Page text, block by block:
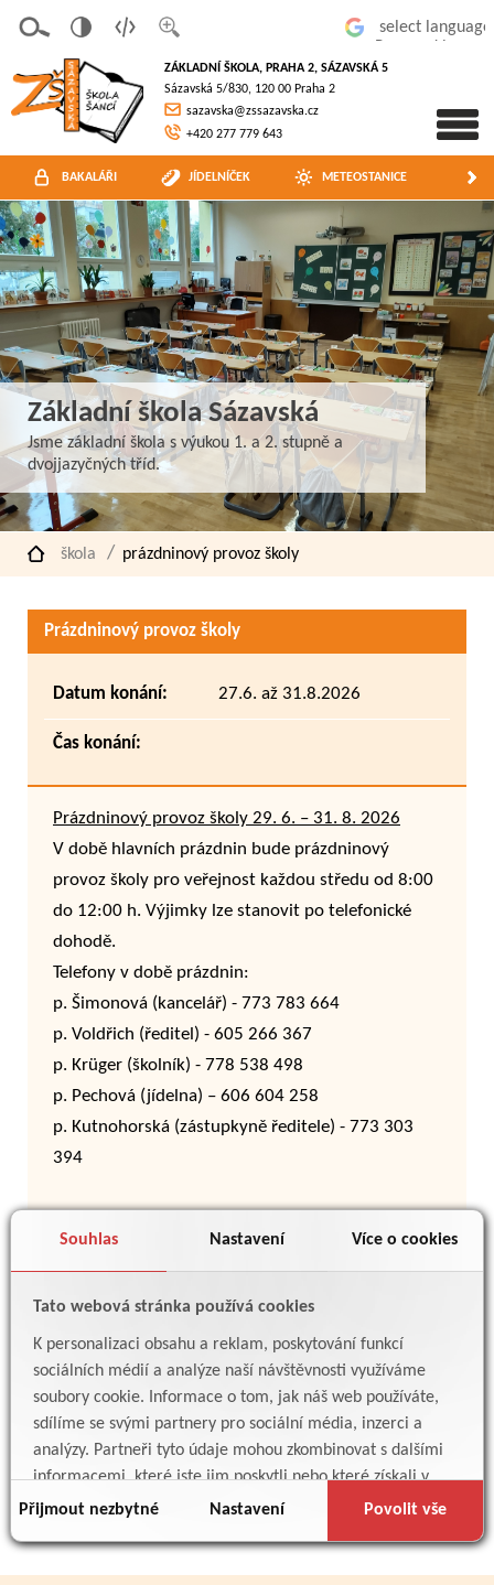
Souhlas Nastavení Více o cookies
Tato webová stránka používá cookies
K personalizaci obsahu a reklam, poskytování funkcí
sociálních médií a analýze naší návštěvnosti využíváme
soubory cookie. Informace o tom, jak náš web používáte,
sdílíme se svými partnery pro sociální média, inzerci a
analýzy. Partneři tyto údaje mohou zkombinovat s dalšími
informacemi, které jste jim poskytli nebo které získali v
důsledku toho, že používáte jejich služby.
Přijmout nezbytné Nastavení Povolit vše
písmo
á
verze
pro
slaboz
raké
BAKALÁŘI JÍDELNÍČEK METEOSTANICE
ZÁKLADNÍ ŠKOLA, PRAHA 2, SÁZAVSKÁ 5
Sázavská 5/830, 120 00 Praha 2
sazavska@zssazavska.cz
+420 277 779 643
Základní škola Sázavská
Jsme základní škola s výukou 1. a 2. stupně a
dvojjazyčných tříd.
Mikuláš na 1. stupni
Poetické setkání
škola prázdninový provoz školy
Prázdninový provoz školy
Datum konání: 27.6. až 31.8.2026
Čas konání:
Prázdninový provoz školy 29. 6. – 31. 8. 2026
V době hlavních prázdnin bude prázdninový
provoz školy pro veřejnost každou středu od 8:00
do 12:00 h. Výjimky lze stanovit po telefonické
dohodě.
Telefony v době prázdnin:
p. Šimonová (kancelář) - 773 783 664
p. Voldřich (ředitel) - 605 266 367
p. Krüger (školník) - 778 538 498
p. Pechová (jídelna) – 606 604 258
p. Kutnohorská (zástupkyně ředitele) - 773 303
394
Michal Voldřich, ředitel školy
Zpět